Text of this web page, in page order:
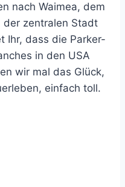
nach Waimea, dem
der zentralen Stadt
Ihr, dass die Parker-
in den USA
wir mal das Glück,
einfach toll.